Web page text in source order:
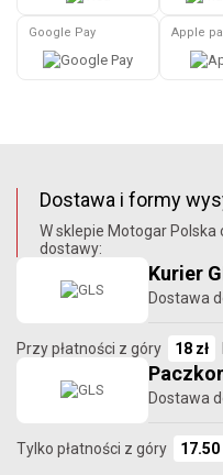
Google Pay Apple
Dostawa i formy
W sklepie Motogar
dostawy:
Kurier
Dostawa
Przy płatności z góry 18 zł
Dostawa
Tylko płatności z góry 17.50